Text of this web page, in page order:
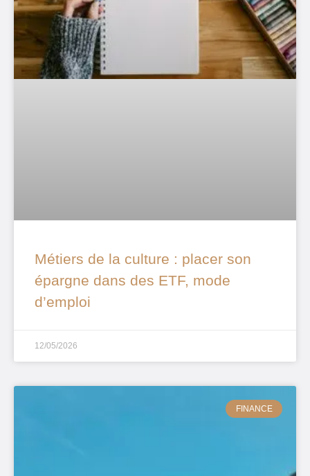
Métiers de la culture : placer son
épargne dans des ETF, mode
d’emploi
12/05/2026
FINANCE